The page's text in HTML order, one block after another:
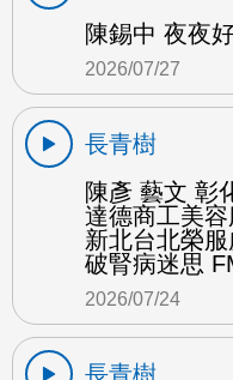
陳錫中 夜夜
2026/07/27
長青樹
陳彥 藝文 彰
達德商工美
新北台北榮
破腎病迷思
2026/07/24
長青樹